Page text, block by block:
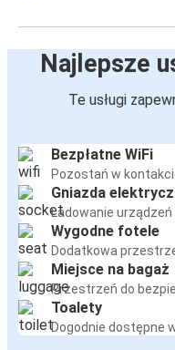
Najlepsze
Te usługi
Bezpłatne WiFi
Pozostań w
Gniazda
Ładowanie
Wygodne fotele
Dodatkowa
Miejsce na bagaż
Przestrzeń do
Toalety
Dogodnie dostępne